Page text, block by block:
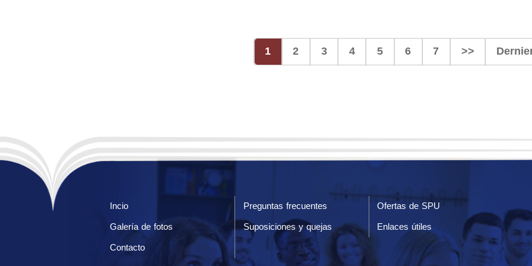
1 2 3 4 5 6 7 >>
Incio Preguntas frecuentes
Ofertas de SPU
Galería de fotos
Suposiciones y quejas
Enlaces útiles
Contacto